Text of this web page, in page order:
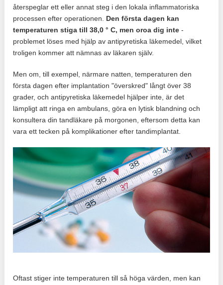
återspeglar ett eller annat steg i den lokala inflammatoriska
processen efter operationen. Den första dagen kan
temperaturen stiga till 38,0 ° C, men oroa dig inte -
problemet löses med hjälp av antipyretiska läkemedel, vilket
troligen kommer att nämnas av läkaren själv.
Men om, till exempel, närmare natten, temperaturen den
första dagen efter implantation "överskred" långt över 38
grader, och antipyretiska läkemedel hjälper inte, är det
lämpligt att ringa en ambulans, göra en lytisk blandning och
konsultera din tandläkare på morgonen, eftersom detta kan
vara ett tecken på komplikationer efter tandimplantat.
Oftast stiger inte temperaturen till så höga värden, men kan